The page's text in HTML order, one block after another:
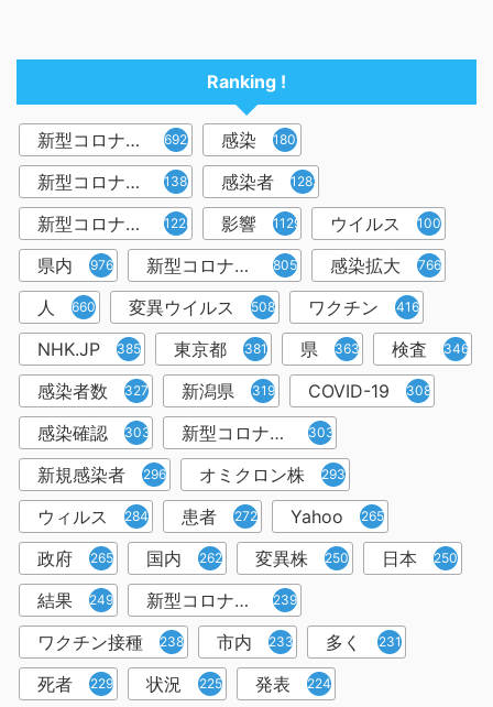
Ranking !
新型コロナウイルス 6921 感染 1809
新型コロナウィルス 1382 感染者 1283
新型コロナウイルス感染症 1226 影響 1129 ウイルス 1001
県内 976 新型コロナウイルス感染 805 感染拡大 766
人 660 変異ウイルス 508 ワクチン 416
NHK.JP 385 東京都 381 県 363 検査 346
感染者数 327 新潟県 319 COVID-19 308
感染確認 303 新型コロナウィルス感染症 303
新規感染者 296 オミクロン株 293
ウィルス 284 患者 272 Yahoo 265
政府 265 国内 262 変異株 250 日本 250
結果 249 新型コロナウイルスワクチン 239
ワクチン接種 238 市内 233 多く 231
死者 229 状況 225 発表 224